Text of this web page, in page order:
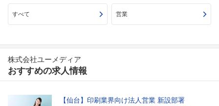
フォローしました
すべて 営業
株式会社ユーメディア
おすすめの求人情報
【仙台】印刷業界向け法人営業 新設部署